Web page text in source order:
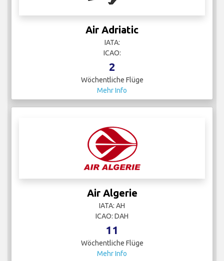
Air Adriatic
IATA:
ICAO:
2
Wöchentliche Flüge
Mehr Info
Air Algerie
IATA: AH
ICAO: DAH
11
Wöchentliche Flüge
Mehr Info